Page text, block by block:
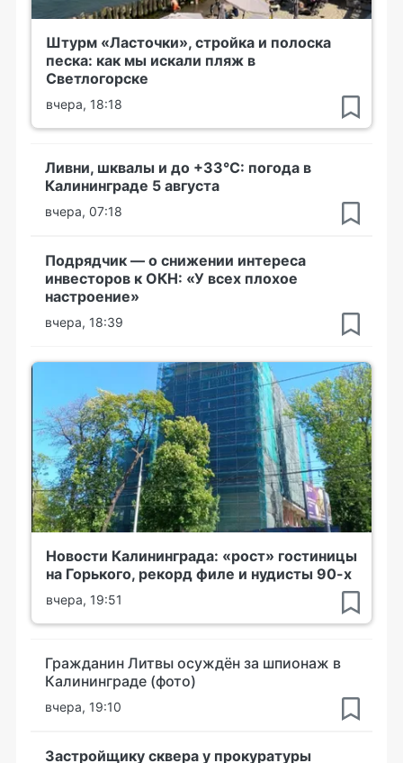
Штурм «Ласточки», стройка и полоска
песка: как мы искали пляж в
Светлогорске
вчера, 18:18
Ливни, шквалы и до +33°С: погода в
Калининграде 5 августа
вчера, 07:18
Подрядчик — о снижении интереса
инвесторов к ОКН: «У всех плохое
настроение»
вчера, 18:39
Новости Калининграда: «рост» гостиницы
на Горького, рекорд филе и нудисты 90-х
вчера, 19:51
Гражданин Литвы осуждён за шпионаж в
Калининграде (фото)
вчера, 19:10
Застройщику сквера у прокуратуры